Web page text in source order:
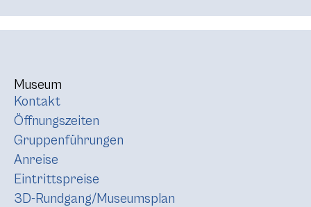
Museum
Kontakt
Öffnungszeiten
Gruppenführungen
Anreise
Eintrittspreise
3D-Rundgang/Museumsplan